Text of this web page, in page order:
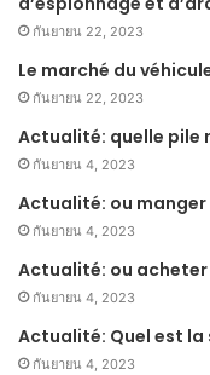
กันยายน 22, 2023
Le marché du
กันยายน 22, 2023
Actualité: quelle pile
กันยายน 4, 2023
Actualité: ou manger
กันยายน 4, 2023
Actualité: ou
กันยายน 4, 2023
Actualité: Quel est la
กันยายน 4, 2023